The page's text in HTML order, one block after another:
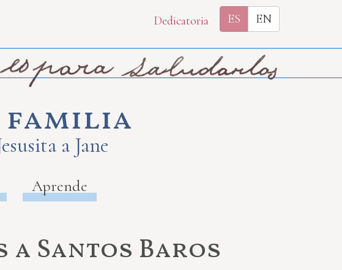
Dedicatoria ES EN
familia
a Jane
Aprende
Santos Baros